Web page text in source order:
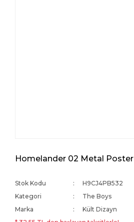
Homelander 02 Metal Poster
Stok Kodu
H9CJ4PB532
Kategori
The Boys
Marka
Kült Dizayn